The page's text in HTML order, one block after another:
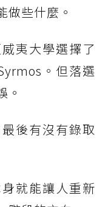
做些什麼。
夷大學選擇了
。但落選
。
後有沒有錄取
就能讓人重新